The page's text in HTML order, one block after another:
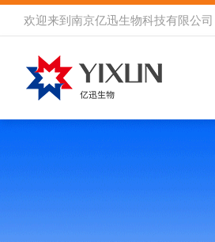
欢迎来到 南京亿迅生物科技有限公司